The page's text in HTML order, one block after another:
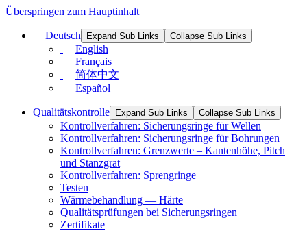
Überspringen zum Hauptinhalt
Deutsch Expand Sub Links Collapse Sub Links
English
Français
简体中文
Español
Qualitätskontrolle Expand Sub Links Collapse Sub Links
Kontrollverfahren: Sicherungsringe für Wellen
Kontrollverfahren: Sicherungsringe für Bohrungen
Kontrollverfahren: Grenzwerte – Kantenhöhe, Pitch
und Stanzgrat
Kontrollverfahren: Sprengringe
Testen
Wärmebehandlung — Härte
Qualitätsprüfungen bei Sicherungsringen
Zertifikate